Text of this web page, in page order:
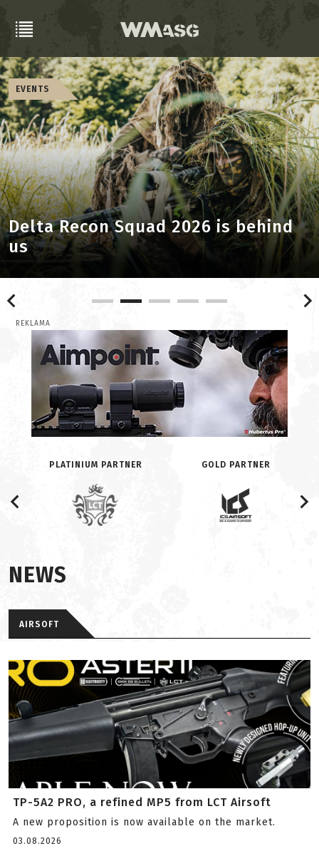
REKLAMA
Star Arms SA-320 [Rewiew]
GG/CO2/GBB REPLICAS
PLATINIUM PARTNER GOLD PARTNER
NEWS
AIRSOFT
TP-5A2 PRO, a refined MP5 from LCT Airsoft
A new proposition is now available on the market.
03.08.2026